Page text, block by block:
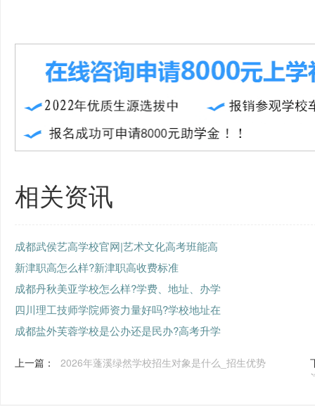
相关资讯
成都武侯艺高学校官网|艺术文化高考班能高
新津职高怎么样?新津职高收费标准
成都丹秋美亚学校怎么样?学费、地址、办学
四川理工技师学院师资力量好吗?学校地址在
成都盐外芙蓉学校是公办还是民办?高考升学
上一篇： 2026年蓬溪绿然学校招生对象是什么_招生优势